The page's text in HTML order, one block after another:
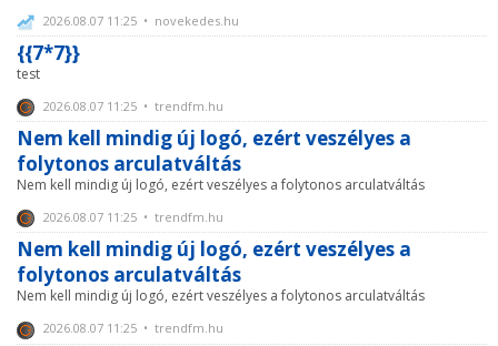
2026.08.07 11:25 • novekedes.hu
{{7*7}}
test
2026.08.07 11:25 • trendfm.hu
Nem kell mindig új logó, ezért veszélyes a
folytonos arculatváltás
Nem kell mindig új logó, ezért veszélyes a folytonos arculatváltás
2026.08.07 11:25 • trendfm.hu
Nem kell mindig új logó, ezért veszélyes a
folytonos arculatváltás
Nem kell mindig új logó, ezért veszélyes a folytonos arculatváltás
2026.08.07 11:25 • trendfm.hu